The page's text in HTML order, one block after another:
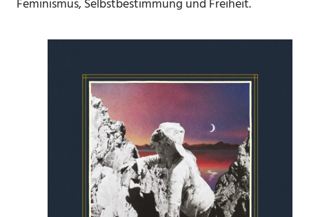
Feminismus, Selbstbestimmung und Freiheit.